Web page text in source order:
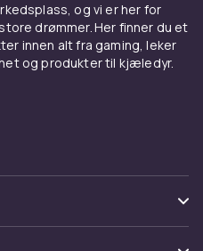
til
med rask levering
les
budsjetter.
& vannsport fra
til
med rask levering
og vi er her for
drømmer. Her finner du et
innen alt fra gaming, leker
og produkter til kjæledyr.